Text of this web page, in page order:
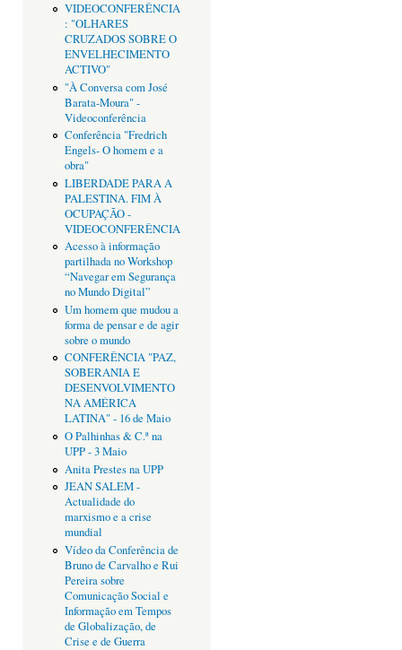
VIDEOCONFERÊNCIA
: "OLHARES
CRUZADOS SOBRE O
ENVELHECIMENTO
ACTIVO"
"À Conversa com José
Barata-Moura" -
Videoconferência
Conferência "Fredrich
Engels- O homem e a
obra"
LIBERDADE PARA A
PALESTINA. FIM À
OCUPAÇÃO -
VIDEOCONFERÊNCIA
Acesso à informação
partilhada no Workshop
“Navegar em Segurança
no Mundo Digital”
Um homem que mudou a
forma de pensar e de agir
sobre o mundo
CONFERÊNCIA "PAZ,
SOBERANIA E
DESENVOLVIMENTO
NA AMÉRICA
LATINA" - 16 de Maio
O Palhinhas & C.ª na
UPP - 3 Maio
Anita Prestes na UPP
JEAN SALEM -
Actualidade do
marxismo e a crise
mundial
Vídeo da Conferência de
Bruno de Carvalho e Rui
Pereira sobre
Comunicação Social e
Informação em Tempos
de Globalização, de
Crise e de Guerra